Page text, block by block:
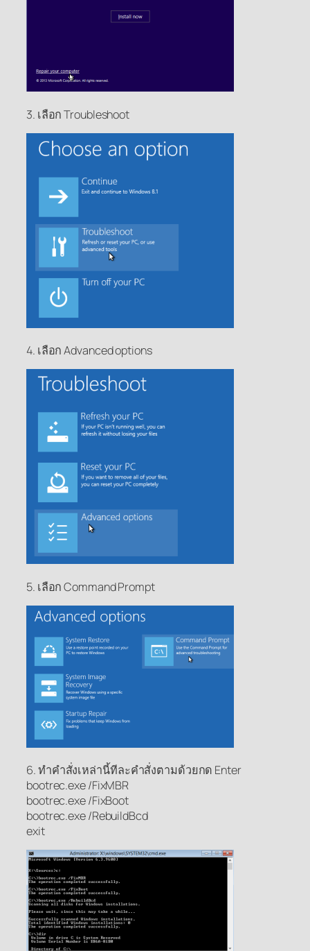
3. เลือก Troubleshoot
4. เลือก Advanced options
5. เลือก Command Prompt
6. ทำคำสั่งเหล่านี้ทีละคำสั่งตามด้วยกด Enter
bootrec.exe /FixMBR
bootrec.exe /FixBoot
bootrec.exe /RebuildBcd
exit